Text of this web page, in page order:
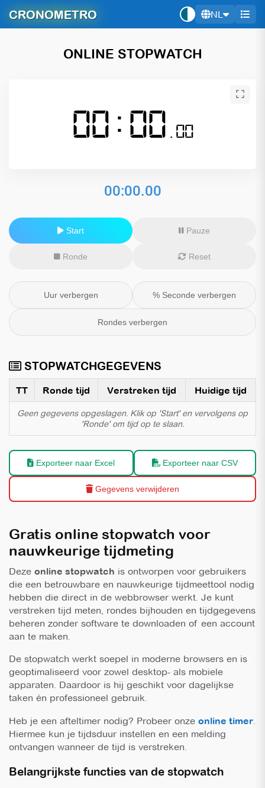
CRONOMETRO NL
ONLINE STOPWATCH
00:00 .00
00:00.00
Start Pauze
Ronde Reset
Uur verbergen % Seconde verbergen
Rondes verbergen
STOPWATCHGEGEVENS
TT Ronde tijd Verstreken tijd Huidige tijd
Geen gegevens opgeslagen. Klik op 'Start' en vervolgens op
'Ronde' om tijd op te slaan.
Exporteer naar Excel Exporteer naar CSV
Gegevens verwijderen
Gratis online stopwatch voor
nauwkeurige tijdmeting
Deze online stopwatch is ontworpen voor gebruikers
die een betrouwbare en nauwkeurige tijdmeettool nodig
hebben die direct in de webbrowser werkt. Je kunt
verstreken tijd meten, rondes bijhouden en tijdgegevens
beheren zonder software te downloaden of een account
aan te maken.
De stopwatch werkt soepel in moderne browsers en is
geoptimaliseerd voor zowel desktop- als mobiele
apparaten. Daardoor is hij geschikt voor dagelijkse
taken én professioneel gebruik.
Heb je een afteltimer nodig? Probeer onze online timer.
Hiermee kun je tijdsduur instellen en een melding
ontvangen wanneer de tijd is verstreken.
Belangrijkste functies van de stopwatch